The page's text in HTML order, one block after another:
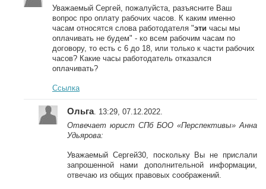
Уважаемый Сергей, пожалуйста, разъясните Ваш
вопрос про оплату рабочих часов. К каким именно
часам относятся слова работодателя "эти часы мы
оплачивать не будем" - ко всем рабочим часам по
договору, то есть с 6 до 18, или только к части рабочих
часов? Какие часы работодатель отказался
оплачивать?
Ссылка
Ольга. 13:29, 07.12.2022.
Отвечает юрист СПб БОО «Перспективы» Анна
Удьярова:
Уважаемый Сергей30, поскольку Вы не прислали
запрошенной нами дополнительной информации,
отвечаю из общих правовых соображений.